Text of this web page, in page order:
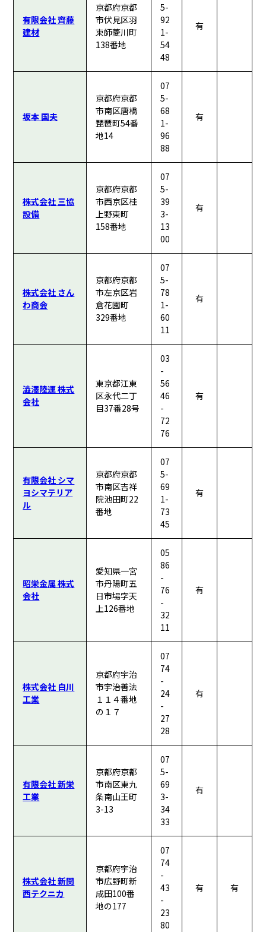
有限会社 齊藤
建材
京都府京都
市伏見区羽
束師菱川町
138番地
5-
92
1-
54
48
有
坂本 国夫
京都府京都
市南区唐橋
琵琶町54番
地14
07
5-
68
1-
96
88
有
株式会社 三協
設備
京都府京都
市西京区桂
上野東町
158番地
07
5-
39
3-
13
00
有
株式会社 さん
わ商会
京都府京都
市左京区岩
倉花園町
329番地
07
5-
78
1-
60
11
有
澁澤陸運 株式
会社
東京都江東
区永代二丁
目37番28号
03
-
56
46
-
72
76
有
有限会社 シマ
ヨシマテリア
ル
京都府京都
市南区吉祥
院池田町22
番地
07
5-
69
1-
73
45
有
昭栄金属 株式
会社
愛知県一宮
市丹陽町五
日市場字天
上126番地
05
86
-
76
-
32
11
有
株式会社 白川
工業
京都府宇治
市宇治善法
１１４番地
の１７
07
74
-
24
-
27
28
有
有限会社 新栄
工業
京都府京都
市南区東九
条南山王町
3-13
07
5-
69
3-
34
33
有
株式会社 新関
西テクニカ
京都府宇治
市広野町新
成田100番
地の177
07
74
-
43
-
23
80
有 有